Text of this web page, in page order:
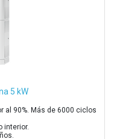
5 kW
al 90%. Más de 6000 ciclos
interior.